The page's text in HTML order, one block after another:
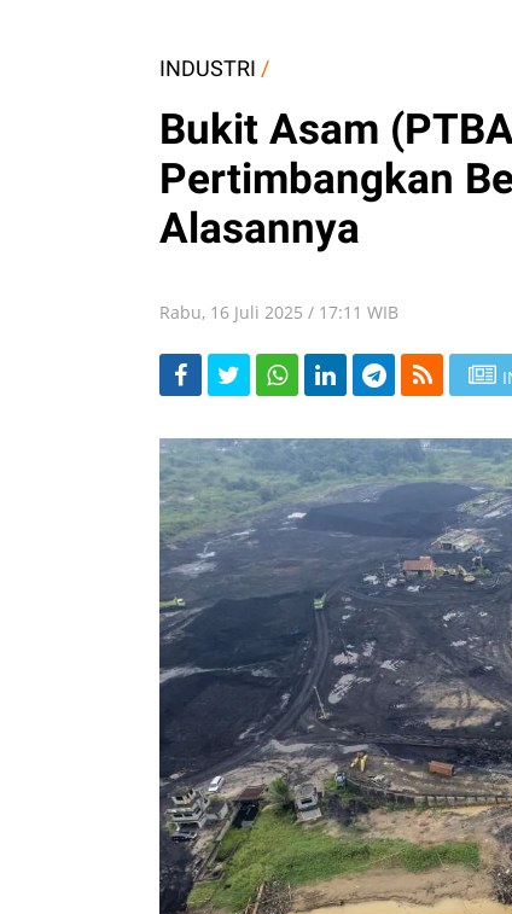
INDUSTRI /
Bukit Asam
Pertimbangkan
Alasannya
Rabu, 16 Juli 2025 / 17:11 WIB